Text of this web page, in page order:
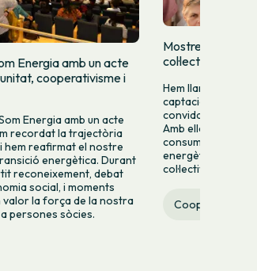
Energia amb un acte
cooperativisme i
Energia amb un acte
recordat la trajectòria
hem reafirmat el nostre
energètica. Durant
reconeixement, debat
social, i moments
la força de la nostra
persones sòcies.
Mostrem qui
col·lectivament
Hem llançat una
captació per
convidar més
Amb ella volem
consumir energia
energètic des de
col·lectiva.
Cooperativa